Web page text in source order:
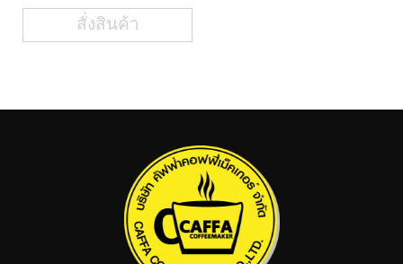
สั่งสินค้า